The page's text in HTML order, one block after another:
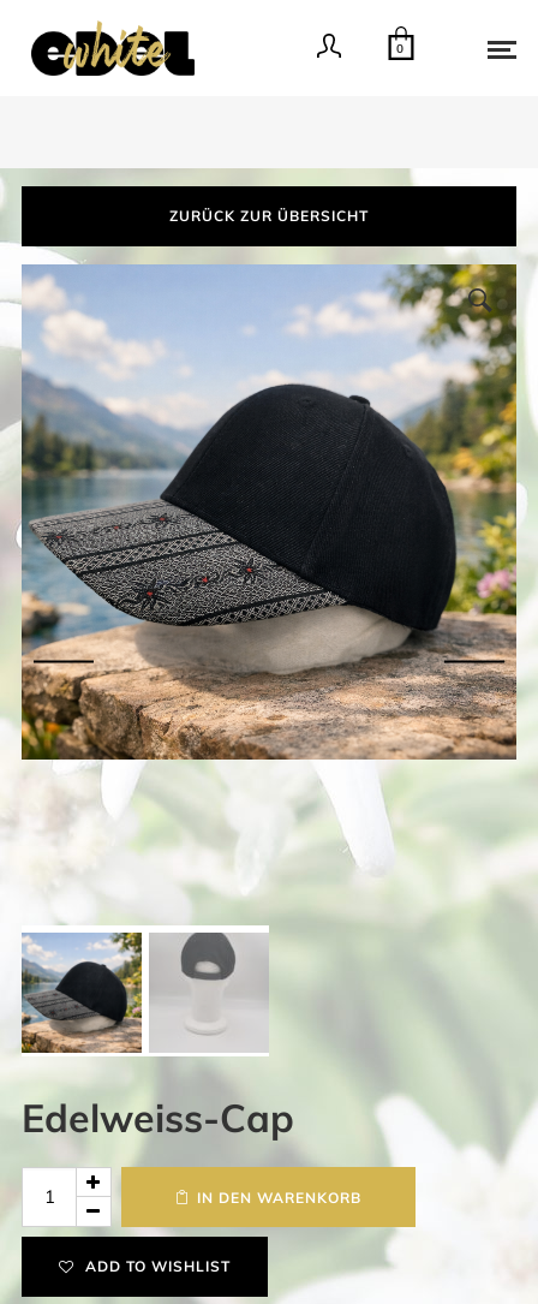
0
ZURÜCK ZUR ÜBERSICHT
Edelweiss-Cap
Edelweiss-
IN DEN WARENKORB
ADD TO WISHLIST